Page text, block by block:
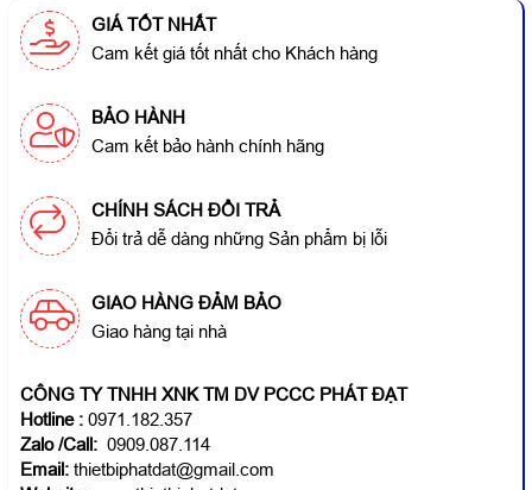
GIÁ TỐT NHẤT
Cam kết giá tốt nhất cho Khách hàng
BẢO HÀNH
Cam kết bảo hành chính hãng
CHÍNH SÁCH ĐỔI TRẢ
Đổi trả dễ dàng những Sản phẩm bị lỗi
GIAO HÀNG ĐẢM BẢO
Giao hàng tại nhà
CÔNG TY TNHH XNK TM DV PCCC PHÁT ĐẠT
Hotline : 0971.182.357
Zalo /Call:0909.087.114
Email:thietbiphatdat@gmail.com